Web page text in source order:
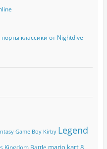
классики от Nightdive
Game Boy Kirby Legend
mario kart 8